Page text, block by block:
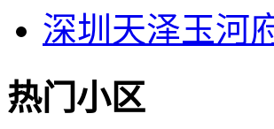
深圳天泽玉河
热门小区